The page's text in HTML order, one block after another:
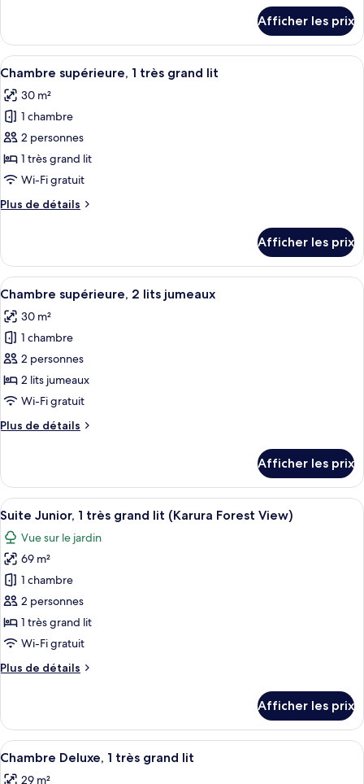
très
grand
lit
(Gem,
Karura
Forest
view)
Suite
Junior,
1
grand
lit
Karura
Forest
view)
Afficher les prix
Afficher
toutes
les
photos
pour
ce
type
chambre :
très
grand
lit
Une chambre d’hôtel moderne,
10
Chambre supérieure, 1 très grand lit
30 m²
1 chambre
2 personnes
1 très grand lit
Wi-Fi gratuit
Plus de détails
Plus
Chambre
supérieure,
1
grand
lit
Afficher les prix
Afficher
toutes
les
photos
pour
ce
type
chambre :
2
lits
jumeaux
Une chambre d’hôtel avec un
9
Chambre supérieure, 2 lits jumeaux
30 m²
1 chambre
2 personnes
2 lits jumeaux
Wi-Fi gratuit
Plus de détails
Plus
Chambre
supérieure,
2
jumeaux
Afficher les prix
Afficher
toutes
les
photos
pour
ce
type
de
chambre :
Suite
très
grand
lit
Une chambre moderne avec un
7
Suite Junior, 1 très grand lit (Karura Forest View)
Vue sur le jardin
69 m²
1 chambre
2 personnes
1 très grand lit
Wi-Fi gratuit
Plus de détails
Plus
Suite
Junior,
1
Afficher les prix
Afficher
toutes
Une chambre d’hôtel avec un lit,
9
Chambre Deluxe, 1 très grand lit
29 m²